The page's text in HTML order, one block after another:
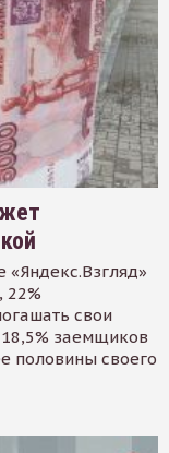
22%
свои
заемщиков
половины своего